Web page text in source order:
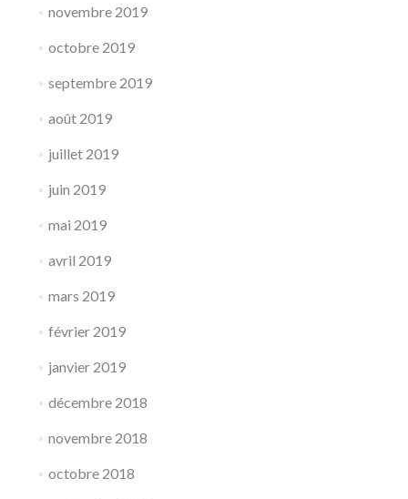
novembre 2019
octobre 2019
septembre 2019
août 2019
juillet 2019
juin 2019
mai 2019
avril 2019
mars 2019
février 2019
janvier 2019
décembre 2018
novembre 2018
octobre 2018